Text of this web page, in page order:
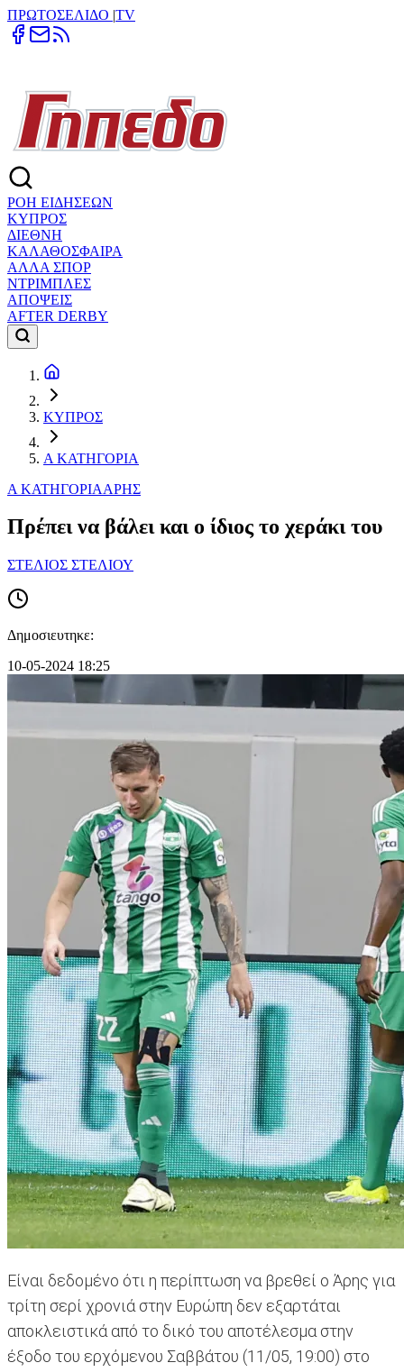
ΠΡΩΤΟΣΕΛΙΔΟ |TV
ΡΟΗ ΕΙΔΗΣΕΩΝ
ΚΥΠΡΟΣ
ΔΙΕΘΝΗ
ΚΑΛΑΘΟΣΦΑΙΡΑ
ΑΛΛΑ ΣΠΟΡ
ΝΤΡΙΜΠΛΕΣ
ΑΠΟΨΕΙΣ
AFTER DERBY
ΚΥΠΡΟΣ
Α ΚΑΤΗΓΟΡΙΑ
Α ΚΑΤΗΓΟΡΙΑΑΡΗΣ
Πρέπει να βάλει και ο ίδιος το χεράκι του
ΣΤΕΛΙΟΣ ΣΤΕΛΙΟΥ
Δημοσιευτηκε:
10-05-2024 18:25
Είναι δεδομένο ότι η περίπτωση να βρεθεί ο Άρης για
τρίτη σερί χρονιά στην Ευρώπη δεν εξαρτάται
αποκλειστικά από το δικό του αποτέλεσμα στην
έξοδο του ερχόμενου Σαββάτου (11/05, 19:00) στο